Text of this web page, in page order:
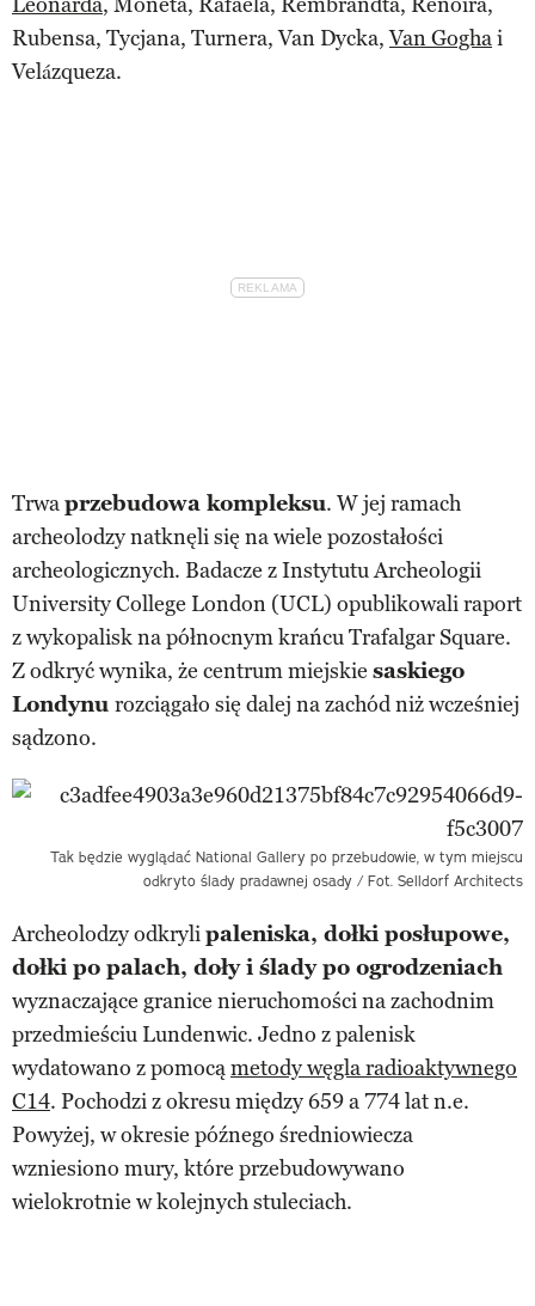
Rubensa, Tycjana, Turnera, Van Dycka,Van Goghai
Velázqueza.
Trwaprzebudowa kompleksu. W jej ramach
archeolodzy natknęli się na wiele pozostałości
archeologicznych. Badacze z Instytutu Archeologii
University College London (UCL) opublikowali raport
z wykopalisk na północnym krańcu Trafalgar Square.
Z odkryć wynika, że centrum miejskie saskiego
Londynu rozciągało się dalej na zachód niż wcześniej
sądzono.
Tak będzie wyglądać National Gallery po przebudowie, w tym miejscu
odkryto ślady pradawnej osady / Fot. Selldorf Architects
Archeolodzy odkrylipaleniska, dołki posłupowe,
dołki po palach, doły i ślady po ogrodzeniach
wyznaczające granice nieruchomości na zachodnim
przedmieściu Lundenwic. Jedno z palenisk
wydatowano z pomocąmetody węgla radioaktywnego
C14. Pochodzi z okresu między 659 a 774 lat n.e.
Powyżej, w okresie późnego średniowiecza
wzniesiono mury, które przebudowywano
wielokrotnie w kolejnych stuleciach.